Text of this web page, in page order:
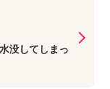
没してしまっ